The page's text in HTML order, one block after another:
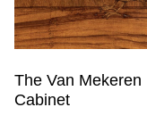
The Van Mekeren
Cabinet